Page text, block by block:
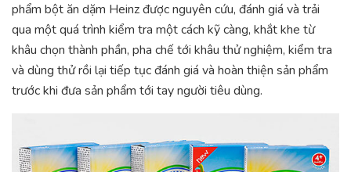
phẩm bột ăn dặm Heinz được nguyên cứu, đánh giá và trải
qua một quá trình kiểm tra một cách kỹ càng, khắt khe từ
khâu chọn thành phần, pha chế tới khâu thử nghiệm, kiểm tra
và dùng thử rồi lại tiếp tục đánh giá và hoàn thiện sản phẩm
trước khi đưa sản phẩm tới tay người tiêu dùng.